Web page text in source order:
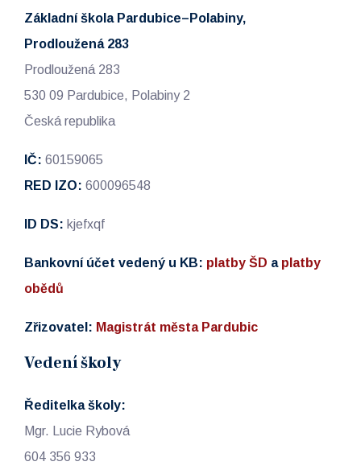
Základní škola Pardubice–Polabiny,
Prodloužená 283
Prodloužená 283
530 09 Pardubice, Polabiny 2
Česká republika
IČ: 60159065
RED IZO: 600096548
ID DS: kjefxqf
Bankovní účet vedený u KB: platby ŠD a platby
obědů
Zřizovatel: Magistrát města Pardubic
Vedení školy
Ředitelka školy:
Mgr. Lucie Rybová
604 356 933